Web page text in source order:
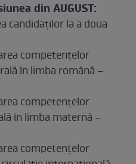
din AUGUST:
candidaților la a doua
competențelor
în limba română –
competențelor
în limba maternă –
competențelor